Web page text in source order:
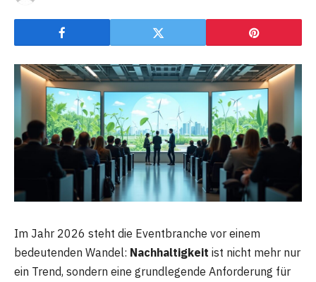
Im Jahr 2026 steht die Eventbranche vor einem
bedeutenden Wandel: Nachhaltigkeit ist nicht mehr nur
ein Trend, sondern eine grundlegende Anforderung für